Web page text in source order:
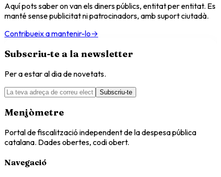
Aquí pots saber on van els diners públics, entitat per entitat. Es
manté sense publicitat ni patrocinadors, amb suport ciutadà.
Contribueix a mantenir-lo→
Subscriu-te a la newsletter
Per a estar al dia de novetats.
Subscriu-te
Menjòmetre
Portal de fiscalització independent de la despesa pública
catalana. Dades obertes, codi obert.
Navegació